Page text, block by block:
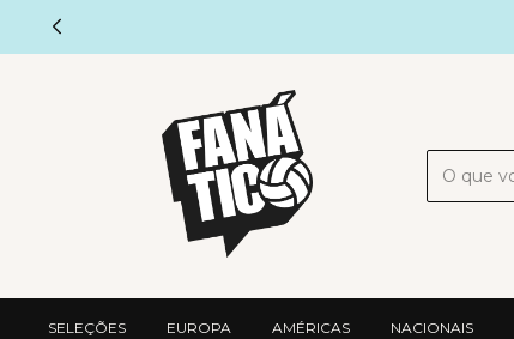
SELEÇÕES EUROPA AMÉRICAS NACIONAIS